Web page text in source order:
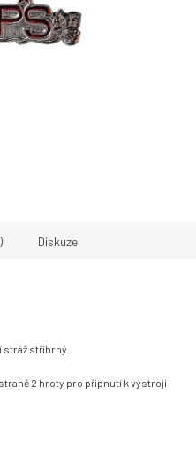
Diskuze
stráž stříbrný
2 hroty pro připnutí k výstroji